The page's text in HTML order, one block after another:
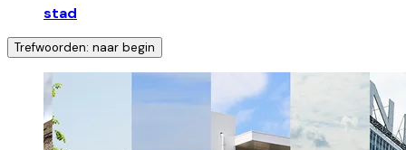
stad
Trefwoorden: naar begin